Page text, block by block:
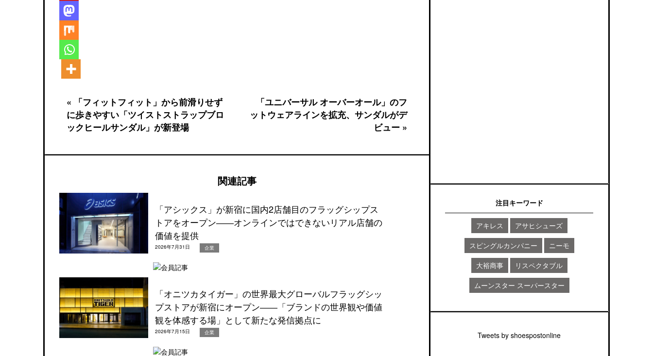
« 「フィットフィット」から前滑りせず
に歩きやすい「ツイストストラップブロ
ックヒールサンダル」が新登場
「ユニバーサル オーバーオール」のフ
ットウェアラインを拡充、サンダルがデ
ビュー »
関連記事
「アシックス」が新宿に国内2店舗目のフラッグシップス
トアをオープン――オンラインではできないリアル店舗の
価値を提供
2026年7月31日 企業
「オニツカタイガー」の世界最大グローバルフラッグシッ
プストアが新宿にオープン――「ブランドの世界観や価値
観を体感する場」として新たな発信拠点に
2026年7月15日 企業
注目キーワード
アキレス アサヒシューズ
スピングルカンパニー ニーモ
大裕商事 リスペクタブル
ムーンスター スーパースター
Tweets by shoespostonline